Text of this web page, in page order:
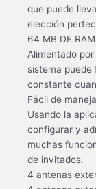
que puede
elección
64 MB DE RAM
Alimentado
sistema puede
constante
Fácil de
Usando la
configurar y
muchas
de invitados.
4 antenas